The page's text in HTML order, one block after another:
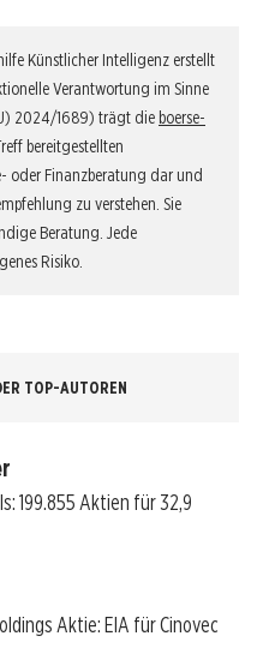
Künstlicher Intelligenz erstellt
Verantwortung im Sinne
2024/1689) trägt die boerse-
bereitgestellten
oder Finanzberatung dar und
zu verstehen. Sie
Beratung. Jede
Risiko.
TOP-AUTOREN
199.855 Aktien für 32,9
Aktie: EIA für Cinovec